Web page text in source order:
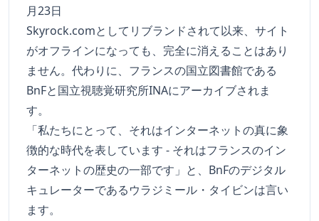
月23日
Skyrock.comとしてリブランドされて以来、サイト
がオフラインになっても、完全に消えることはあり
ません。代わりに、フランスの国立図書館である
BnFと国立視聴覚研究所INAにアーカイブされま
す。
「私たちにとって、それはインターネットの真に象
徴的な時代を表しています - それはフランスのイン
ターネットの歴史の一部です」と、BnFのデジタル
キュレーターであるウラジミール・タイビンは言い
ます。